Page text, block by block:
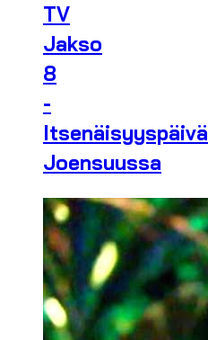
TV
Jakso
8
-
Itsenäisyyspäivä
Joensuussa